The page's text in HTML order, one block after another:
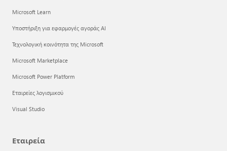
Microsoft Learn
Υποστήριξη για εφαρμογές αγοράς AI
Τεχνολογική κοινότητα της Microsoft
Microsoft Marketplace
Microsoft Power Platform
Εταιρείες λογισμικού
Visual Studio
Εταιρεία